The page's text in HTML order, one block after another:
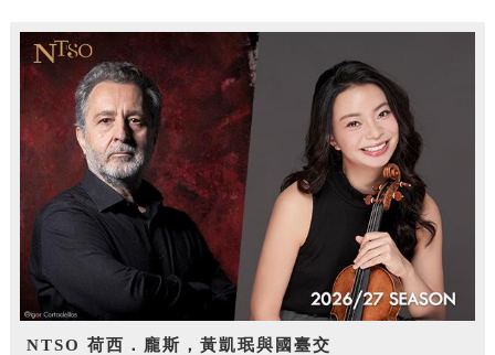
NTSO 荷西．龐斯，黃凱珉與國臺交